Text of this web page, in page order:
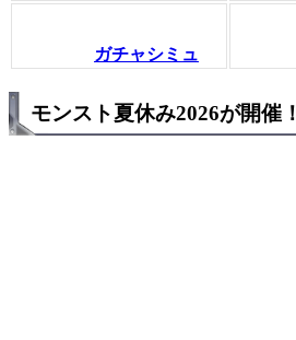
ガチャシミュ
モンスト夏休み2026が開催！